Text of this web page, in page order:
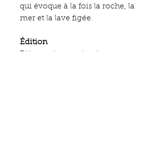
qui évoque à la fois la roche, la
mer et la lave figée.
Édition